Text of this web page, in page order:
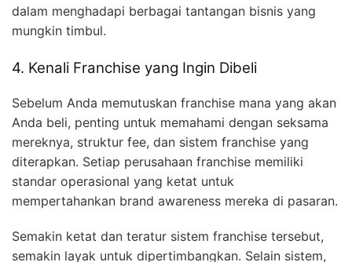
dalam menghadapi berbagai tantangan bisnis yang
mungkin timbul.
4. Kenali Franchise yang Ingin Dibeli
Sebelum Anda memutuskan franchise mana yang akan
Anda beli, penting untuk memahami dengan seksama
mereknya, struktur fee, dan sistem franchise yang
diterapkan. Setiap perusahaan franchise memiliki
standar operasional yang ketat untuk
mempertahankan brand awareness mereka di pasaran.
Semakin ketat dan teratur sistem franchise tersebut,
semakin layak untuk dipertimbangkan. Selain sistem,